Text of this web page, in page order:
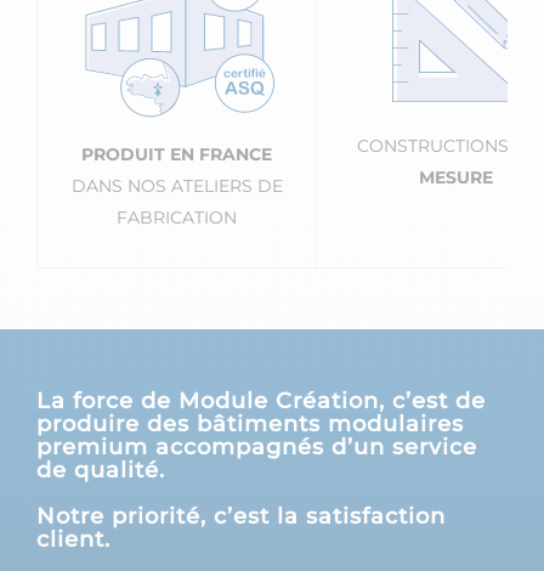
PRODUIT EN FRANCE
DANS NOS ATELIERS DE
FABRICATION
CONSTRUCTIONS
MESURE
La force de Module Création, c’est de
produire des bâtiments modulaires
premium accompagnés d’un service
de qualité.
Notre priorité, c’est la satisfaction
client.